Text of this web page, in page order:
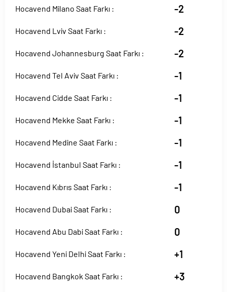
Hocavend Milano Saat Farkı : -2
Hocavend Lviv Saat Farkı : -2
Hocavend Johannesburg Saat Farkı : -2
Hocavend Tel Aviv Saat Farkı : -1
Hocavend Cidde Saat Farkı : -1
Hocavend Mekke Saat Farkı : -1
Hocavend Medine Saat Farkı : -1
Hocavend İstanbul Saat Farkı : -1
Hocavend Kıbrıs Saat Farkı : -1
Hocavend Dubai Saat Farkı : 0
Hocavend Abu Dabi Saat Farkı : 0
Hocavend Yeni Delhi Saat Farkı : +1
Hocavend Bangkok Saat Farkı : +3